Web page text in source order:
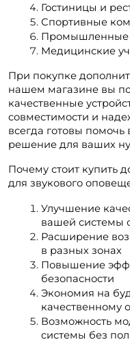
Гостиницы и
Спортивные
Промышленные
Медицинские
При покупке
нашем магазине вы
качественные
совместимости и
всегда готовы
решение для ваших
Почему стоит купить
для звукового
Улучшение
вашей системы
Расширение
в разных зонах
Повышение
безопасности
Экономия на
качественному
Возможность
системы без